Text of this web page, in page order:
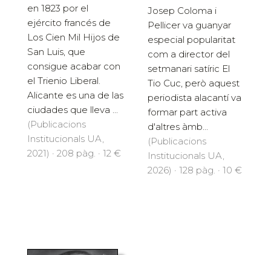
en 1823 por el
ejército francés de
Los Cien Mil Hijos de
San Luis, que
consigue acabar con
el Trienio Liberal.
Alicante es una de las
ciudades que lleva ...
(Publicacions
Institucionals UA,
2021) · 208 pàg. · 12 €
Josep Coloma i
Pellicer va guanyar
especial popularitat
com a director del
setmanari satíric El
Tio Cuc, però aquest
periodista alacantí va
formar part activa
d'altres àmb...
(Publicacions
Institucionals UA,
2026) · 128 pàg. · 10 €